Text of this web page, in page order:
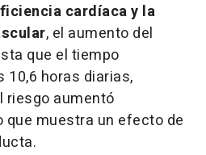
cardíaca y la
, el aumento del
que el tiempo
10,6 horas diarias,
riesgo aumentó
muestra un efecto de